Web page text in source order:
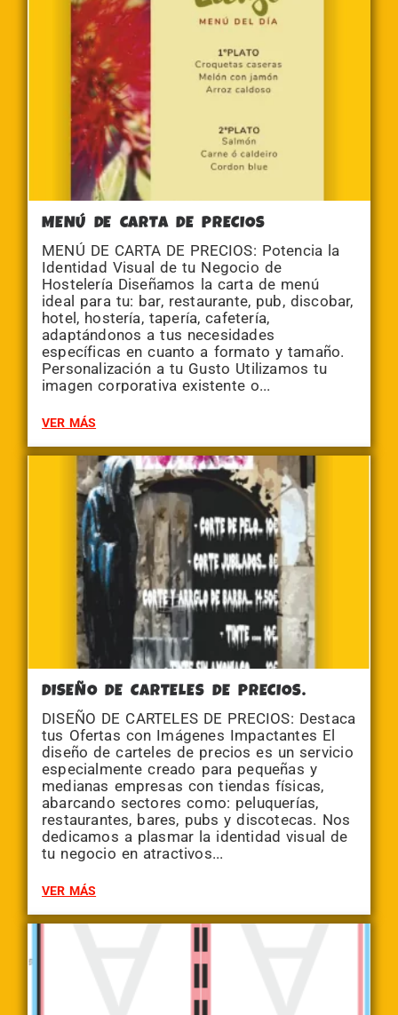
MENÚ DE CARTA DE PRECIOS
MENÚ DE CARTA DE PRECIOS: Potencia la
Identidad Visual de tu Negocio de
Hostelería Diseñamos la carta de menú
ideal para tu: bar, restaurante, pub, discobar,
hotel, hostería, tapería, cafetería,
adaptándonos a tus necesidades
específicas en cuanto a formato y tamaño.
Personalización a tu Gusto Utilizamos tu
imagen corporativa existente o...
VER MÁS
DISEÑO DE CARTELES DE PRECIOS.
DISEÑO DE CARTELES DE PRECIOS: Destaca
tus Ofertas con Imágenes Impactantes El
diseño de carteles de precios es un servicio
especialmente creado para pequeñas y
medianas empresas con tiendas físicas,
abarcando sectores como: peluquerías,
restaurantes, bares, pubs y discotecas. Nos
dedicamos a plasmar la identidad visual de
tu negocio en atractivos...
VER MÁS